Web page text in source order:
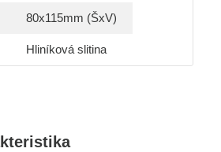
80x115mm (ŠxV)
Hliníková slitina